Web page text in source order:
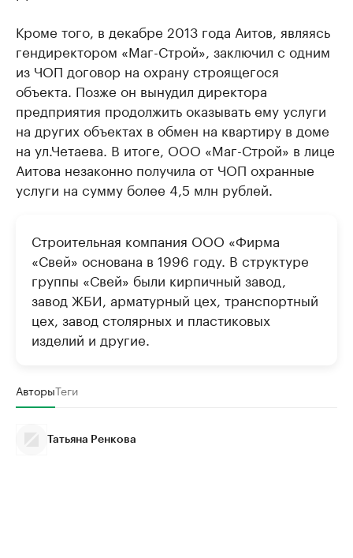
Кроме того, в декабре 2013 года Аитов, являясь
гендиректором «Маг-Строй», заключил с одним
из ЧОП договор на охрану строящегося
объекта. Позже он вынудил директора
предприятия продолжить оказывать ему услуги
на других объектах в обмен на квартиру в доме
на ул.Четаева. В итоге, ООО «Маг-Строй» в лице
Аитова незаконно получила от ЧОП охранные
услуги на сумму более 4,5 млн рублей.
Строительная компания ООО «Фирма
«Свей» основана в 1996 году. В структуре
группы «Свей» были кирпичный завод,
завод ЖБИ, арматурный цех, транспортный
цех, завод столярных и пластиковых
изделий и другие.
АвторыТеги
Татьяна Ренкова